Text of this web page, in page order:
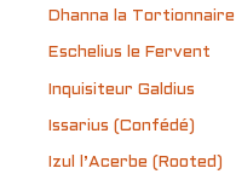
Dhanna la
Eschelius le Fervent
Inquisiteur Galdius
Issarius (Confédé)
Izul l’Acerbe (Rooted)